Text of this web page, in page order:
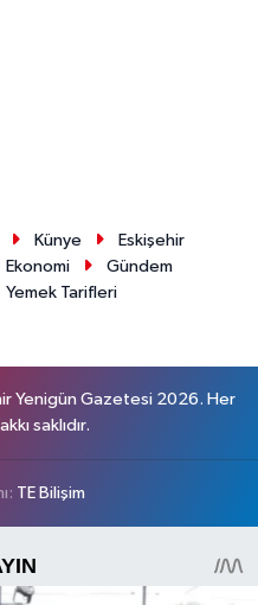
Künye
Eskişehir
Ekonomi
Gündem
Yemek Tarifleri
Yenigün Gazetesi 2026. Her
saklıdır.
TE Bilişim